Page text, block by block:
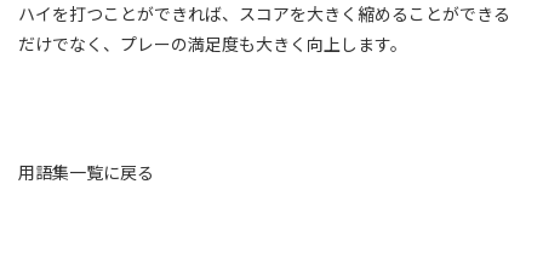
ハイを打つことができれば、スコアを大きく縮めることができる
だけでなく、プレーの満足度も大きく向上します。
用語集一覧に戻る